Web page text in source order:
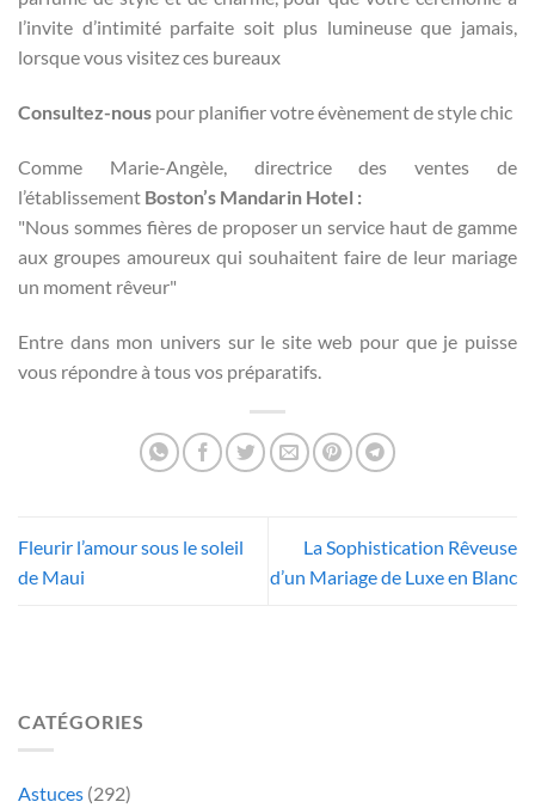
l’invite d’intimité parfaite soit plus lumineuse que jamais,
lorsque vous visitez ces bureaux
Consultez-nous pour planifier votre évènement de style chic
Comme Marie-Angèle, directrice des ventes de
l’établissement Boston’s Mandarin Hotel :
"Nous sommes fières de proposer un service haut de gamme
aux groupes amoureux qui souhaitent faire de leur mariage
un moment rêveur"
Entre dans mon univers sur le site web pour que je puisse
vous répondre à tous vos préparatifs.
Fleurir l’amour sous le soleil
de Maui
La Sophistication Rêveuse
d’un Mariage de Luxe en Blanc
CATÉGORIES
Astuces (292)